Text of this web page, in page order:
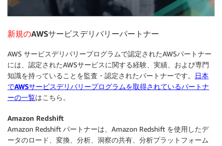
新規のAWSサービスデリバリーパートナー
AWS サービスデリバリープログラムで認定されたAWSパートナー
には、認定されたAWSサービスに関する経験、実績、および専門
知識を持っていることを監査・認定されたパートナーです。
日本
でAWSサービスデリバリープログラムを取得されているパートナ
ーの一覧はこちら。
Amazon Redshift
Amazon Redshift パートナーは、Amazon Redshift を使用したデ
ータのロード、変換、分析、洞察の共有、分析プラットフォーム